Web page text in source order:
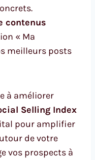
contenus
« Ma
meilleurs posts
à améliorer
Selling Index
pour amplifier
de votre
vos prospects à